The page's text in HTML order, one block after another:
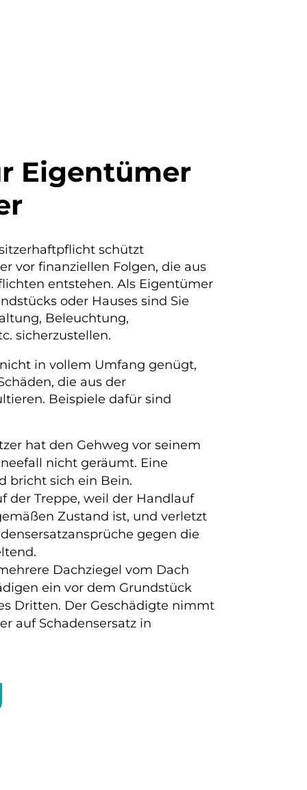
Eigentümer
schützt
vor finanziellen Folgen, die aus
entstehen. Als Eigentümer
oder Hauses sind Sie
Beleuchtung,
sicherzustellen.
in vollem Umfang genügt,
die aus der
Beispiele dafür sind
hat den Gehweg vor seinem
nicht geräumt. Eine
bricht sich ein Bein.
der Treppe, weil der Handlauf
Zustand ist, und verletzt
gegen die
Dachziegel vom Dach
ein vor dem Grundstück
Dritten. Der Geschädigte nimmt
auf Schadensersatz in